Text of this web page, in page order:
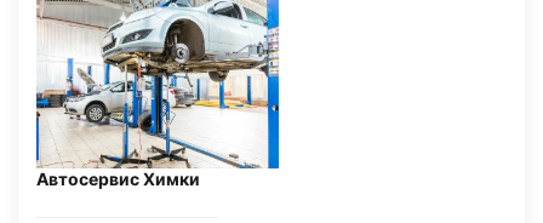
Автосервис Химки